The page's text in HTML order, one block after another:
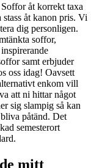
åt korrekt taxa
åt kanon pris. Vi
dig personligen.
soffor,
samt erbjuder
oss idag! Oavsett
enkom vill
att ni hittar något
sig slampig så kan
påtänd. Det
semesterort
mitt